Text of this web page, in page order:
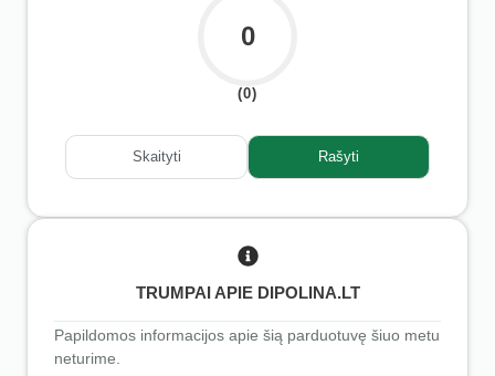
0
(0)
Skaityti Rašyti
TRUMPAI APIE DIPOLINA.LT
Papildomos informacijos apie šią parduotuvę šiuo metu
neturime.